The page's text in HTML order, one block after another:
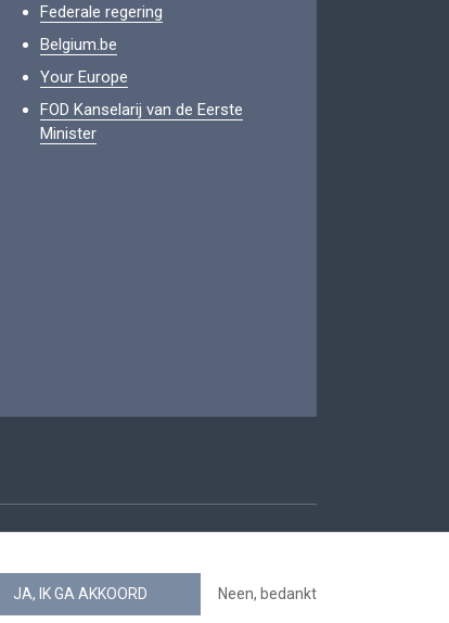
Federale regering
Belgium.be
Your Europe
FOD Kanselarij van de Eerste
Minister
JA, IK GA AKKOORD Neen, bedankt